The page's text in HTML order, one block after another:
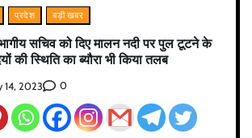
प्रदेश बड़ी खबर
सचिव को दिए मालन नदी पर पुल टूटने के
की स्थिति का ब्यौरा भी किया तलब
14, 2023 0